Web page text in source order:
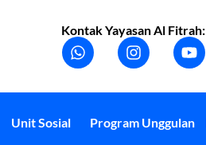
Kontak Yayasan Al Fitrah:
W
h
t
I
n
t
g
Y
o
t
b
Unit Sosial Program Unggulan